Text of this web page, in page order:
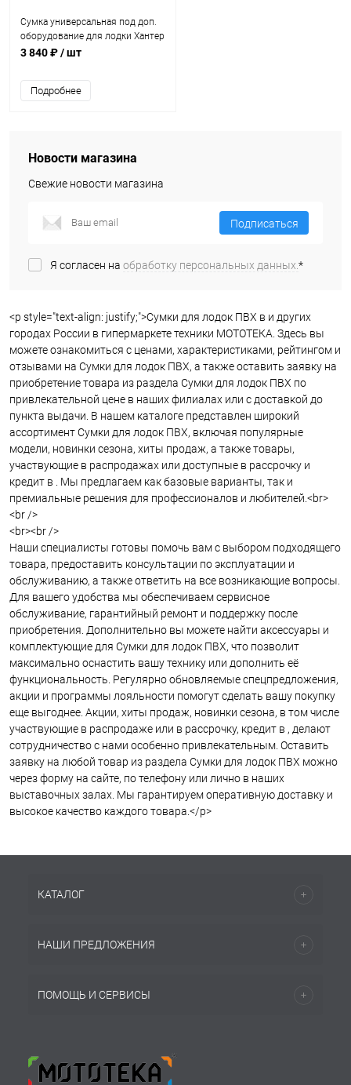
Сумка универсальная под доп.
оборудование для лодки Хантер
3 840 ₽/ шт
Подробнее
Новости магазина
Свежие новости магазина
Подписаться
Я согласен на обработку персональных данных.*
<p style="text-align: justify;">Сумки для лодок ПВХ в и других
городах России в гипермаркете техники МОТОТЕКА. Здесь вы
можете ознакомиться с ценами, характеристиками, рейтингом и
отзывами на Сумки для лодок ПВХ, а также оставить заявку на
приобретение товара из раздела Сумки для лодок ПВХ по
привлекательной цене в наших филиалах или с доставкой до
пункта выдачи. В нашем каталоге представлен широкий
ассортимент Сумки для лодок ПВХ, включая популярные
модели, новинки сезона, хиты продаж, а также товары,
участвующие в распродажах или доступные в рассрочку и
кредит в . Мы предлагаем как базовые варианты, так и
премиальные решения для профессионалов и любителей.<br>
<br />
<br><br />
Наши специалисты готовы помочь вам с выбором подходящего
товара, предоставить консультации по эксплуатации и
обслуживанию, а также ответить на все возникающие вопросы.
Для вашего удобства мы обеспечиваем сервисное
обслуживание, гарантийный ремонт и поддержку после
приобретения. Дополнительно вы можете найти аксессуары и
комплектующие для Сумки для лодок ПВХ, что позволит
максимально оснастить вашу технику или дополнить её
функциональность. Регулярно обновляемые спецпредложения,
акции и программы лояльности помогут сделать вашу покупку
еще выгоднее. Акции, хиты продаж, новинки сезона, в том числе
участвующие в распродаже или в рассрочку, кредит в , делают
сотрудничество с нами особенно привлекательным. Оставить
заявку на любой товар из раздела Сумки для лодок ПВХ можно
через форму на сайте, по телефону или лично в наших
выставочных залах. Мы гарантируем оперативную доставку и
высокое качество каждого товара.</p>
КАТАЛОГ
НАШИ ПРЕДЛОЖЕНИЯ
ПОМОЩЬ И СЕРВИСЫ